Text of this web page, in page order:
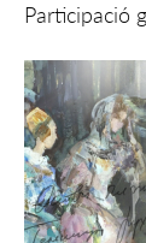
Participació